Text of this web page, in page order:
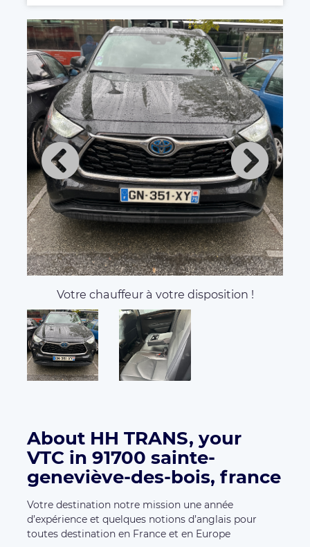
Votre chauffeur à votre disposition !
About HH TRANS, your
VTC in 91700 sainte-
geneviève-des-bois, france
Votre destination notre mission une année
d’expérience et quelques notions d’anglais pour
toutes destination en France et en Europe